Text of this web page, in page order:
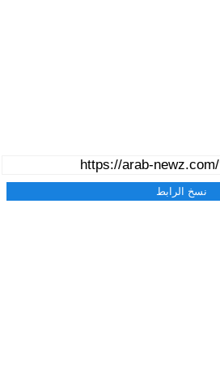
نسخ الرابط